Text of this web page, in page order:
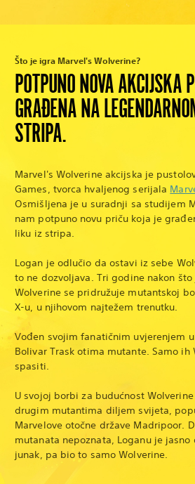
Što je igra Marvel's Wolverine?
POTPUNO NOVA AKCIJSKA
GRAĐENA NA
STRIPA.
Marvel's Wolverine akcijska je
Games, tvorca hvaljenog serijala
Osmišljena je u suradnji sa studijem
nam potpuno novu priču koja je
liku iz stripa.
Logan je odlučio da ostavi iz sebe
to ne dozvoljava. Tri godine nakon
Wolverine se pridružuje mutantskoj
X-u, u njihovom najtežem trenutku.
Vođen svojim fanatičnim uvjerenjem
Bolivar Trask otima mutante. Samo ih
spasiti.
U svojoj borbi za budućnost
drugim mutantima diljem svijeta,
Marvelove otočne države Madripoor.
mutanata nepoznata, Loganu je
junak, pa bio to samo Wolverine.